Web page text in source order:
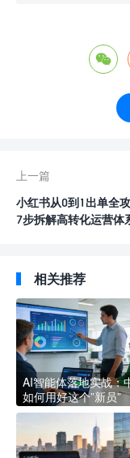

上一篇
小红书从0到1出单全攻
7步拆解高转化运营体
相关推荐
AI智能体落地实战：
如何用好这个”新员”